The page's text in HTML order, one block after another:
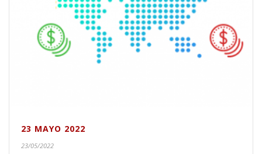
23 MAYO 2022
23/05/2022